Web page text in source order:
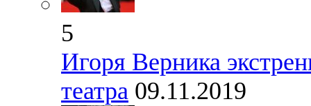
5
Игоря Верника
театра 09.11.2019